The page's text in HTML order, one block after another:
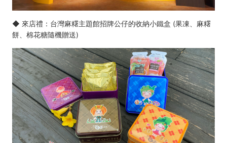
◆ 來店禮：台灣麻糬主題館招牌公仔的收納小鐵盒 (果凍、麻糬
餅、棉花糖隨機贈送)